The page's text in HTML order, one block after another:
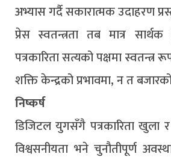
अभ्यास गर्दै सकारात्मक उदाहरण
प्रेस स्वतन्त्रता तब मात्र
पत्रकारिता सत्यको पक्षमा
शक्ति केन्द्रको प्रभावमा, न त
निष्कर्ष
डिजिटल युगसँगै पत्रकारिता खुला
विश्वसनीयता भने चुनौतीपूर्ण